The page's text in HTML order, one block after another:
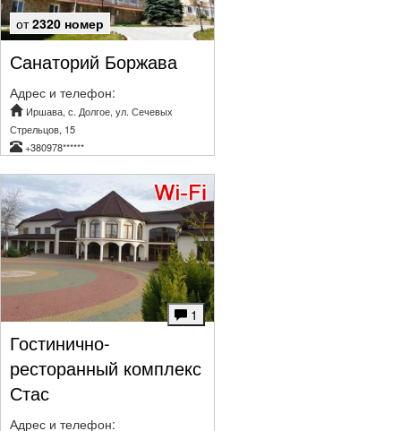
от2320 номер
Санаторий Боржава
Адрес и телефон:
Иршава, с. Долгое, ул. Сечевых
Стрельцов, 15
+380978******
1
Гостинично-
ресторанный комплекс
Стас
Адрес и телефон: